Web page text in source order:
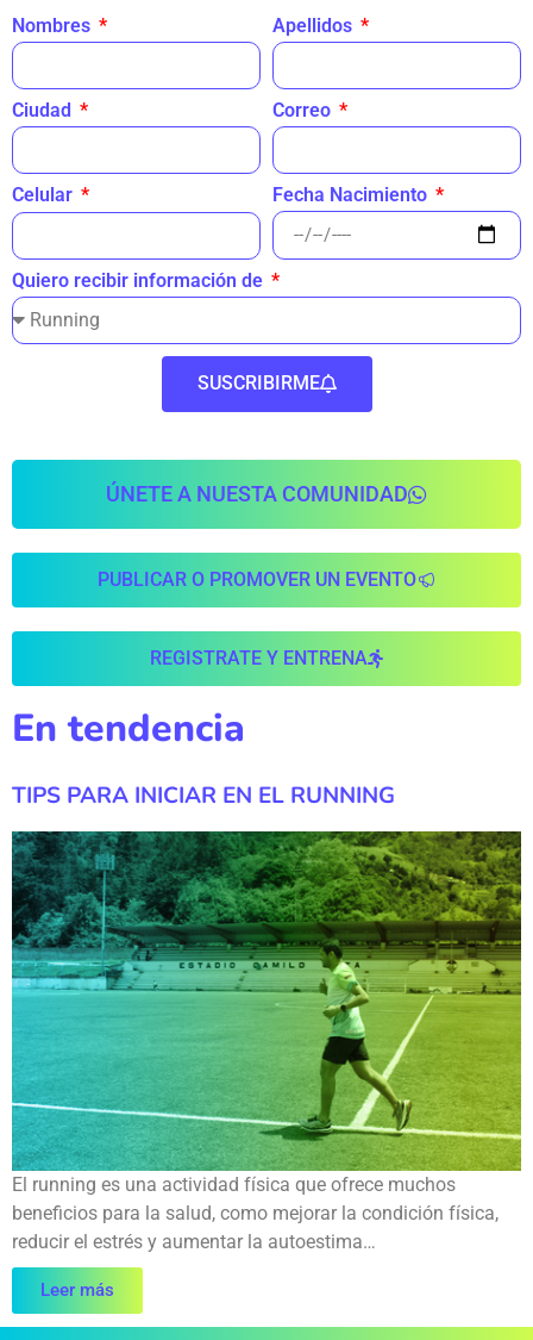
Nombres Apellidos
Ciudad Correo
Celular Fecha Nacimiento
Quiero recibir información de
SUSCRIBIRME
ÚNETE A NUESTA COMUNIDAD
PUBLICAR O PROMOVER UN EVENTO
REGISTRATE Y ENTRENA
En tendencia
TIPS PARA INICIAR EN EL RUNNING
El running es una actividad física que ofrece muchos
beneficios para la salud, como mejorar la condición física,
reducir el estrés y aumentar la autoestima…
Leer más